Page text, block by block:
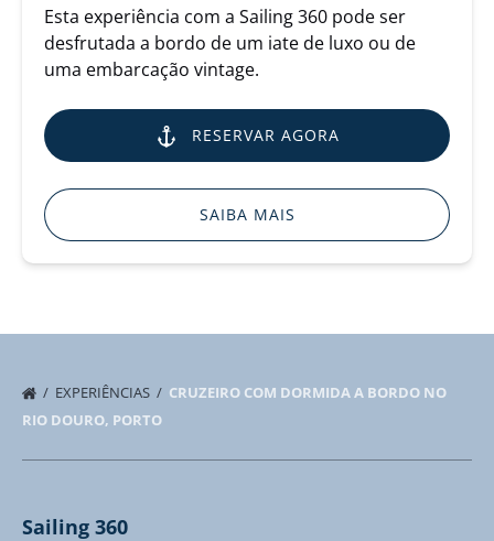
Esta experiência com a Sailing 360 pode ser
desfrutada a bordo de um iate de luxo ou de
uma embarcação vintage.
RESERVAR AGORA
SAIBA MAIS
EXPERIÊNCIAS
CRUZEIRO COM DORMIDA A BORDO NO
RIO DOURO, PORTO
Sailing 360